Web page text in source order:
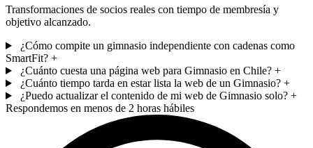
Transformaciones de socios reales con tiempo de membresía y
objetivo alcanzado.
¿Cómo compite un gimnasio independiente con cadenas como
SmartFit? +
¿Cuánto cuesta una página web para Gimnasio en Chile? +
¿Cuánto tiempo tarda en estar lista la web de un Gimnasio? +
¿Puedo actualizar el contenido de mi web de Gimnasio solo? +
Respondemos en menos de 2 horas hábiles